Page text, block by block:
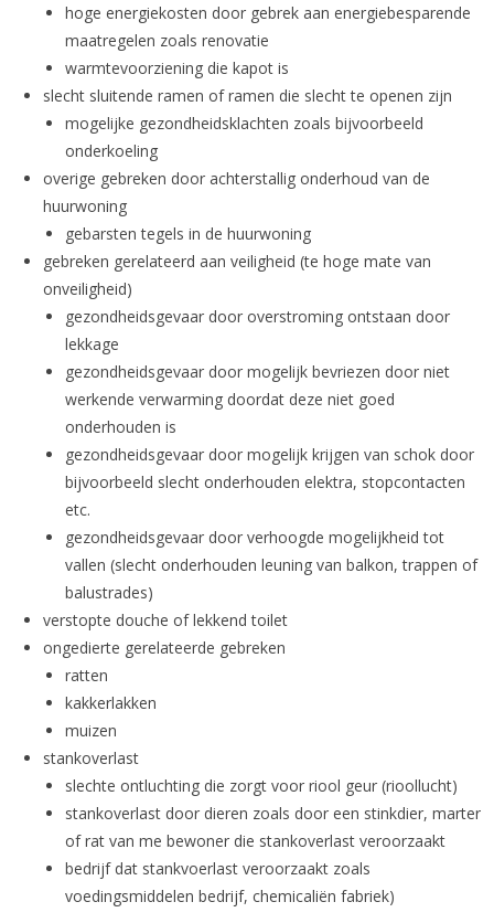
hoge energiekosten door gebrek aan energiebesparende
maatregelen zoals renovatie
warmtevoorziening die kapot is
slecht sluitende ramen of ramen die slecht te openen zijn
mogelijke gezondheidsklachten zoals bijvoorbeeld
onderkoeling
overige gebreken door achterstallig onderhoud van de
huurwoning
gebarsten tegels in de huurwoning
gebreken gerelateerd aan veiligheid (te hoge mate van
onveiligheid)
gezondheidsgevaar door overstroming ontstaan door
lekkage
gezondheidsgevaar door mogelijk bevriezen door niet
werkende verwarming doordat deze niet goed
onderhouden is
gezondheidsgevaar door mogelijk krijgen van schok door
bijvoorbeeld slecht onderhouden elektra, stopcontacten
etc.
gezondheidsgevaar door verhoogde mogelijkheid tot
vallen (slecht onderhouden leuning van balkon, trappen of
balustrades)
verstopte douche of lekkend toilet
ongedierte gerelateerde gebreken
ratten
kakkerlakken
muizen
stankoverlast
slechte ontluchting die zorgt voor riool geur (rioollucht)
stankoverlast door dieren zoals door een stinkdier, marter
of rat van me bewoner die stankoverlast veroorzaakt
bedrijf dat stankvoerlast veroorzaakt zoals
voedingsmiddelen bedrijf, chemicaliën fabriek)